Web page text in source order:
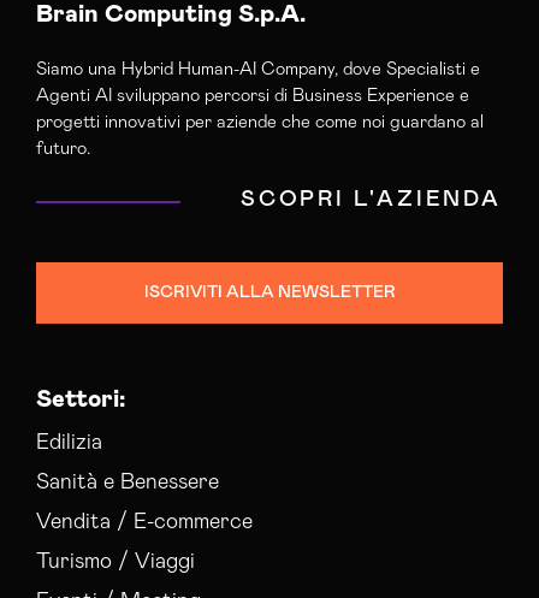
Brain Computing S.p.A.
Siamo una Hybrid Human-AI Company, dove Specialisti e
Agenti AI sviluppano percorsi di Business Experience e
progetti innovativi per aziende che come noi guardano al
futuro.
SCOPRI L'AZIENDA
ISCRIVITI ALLA NEWSLETTER
Settori:
Edilizia
Sanità e Benessere
Vendita / E-commerce
Turismo / Viaggi